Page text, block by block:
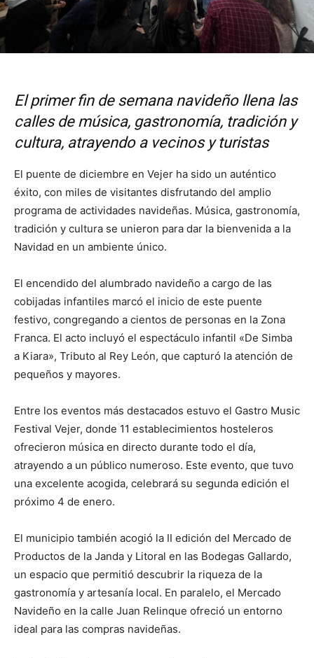
El primer fin de semana navideño llena las
calles de música, gastronomía, tradición y
cultura, atrayendo a vecinos y turistas
El puente de diciembre en Vejer ha sido un auténtico
éxito, con miles de visitantes disfrutando del amplio
programa de actividades navideñas. Música, gastronomía,
tradición y cultura se unieron para dar la bienvenida a la
Navidad en un ambiente único.
El encendido del alumbrado navideño a cargo de las
cobijadas infantiles marcó el inicio de este puente
festivo, congregando a cientos de personas en la Zona
Franca. El acto incluyó el espectáculo infantil «De Simba
a Kiara», Tributo al Rey León, que capturó la atención de
pequeños y mayores.
Entre los eventos más destacados estuvo el Gastro Music
Festival Vejer, donde 11 establecimientos hosteleros
ofrecieron música en directo durante todo el día,
atrayendo a un público numeroso. Este evento, que tuvo
una excelente acogida, celebrará su segunda edición el
próximo 4 de enero.
El municipio también acogió la II edición del Mercado de
Productos de la Janda y Litoral en las Bodegas Gallardo,
un espacio que permitió descubrir la riqueza de la
gastronomía y artesanía local. En paralelo, el Mercado
Navideño en la calle Juan Relinque ofreció un entorno
ideal para las compras navideñas.